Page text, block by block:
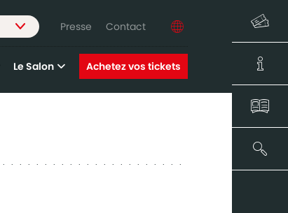
Presse Contact
Le Salon Achetez vos tickets